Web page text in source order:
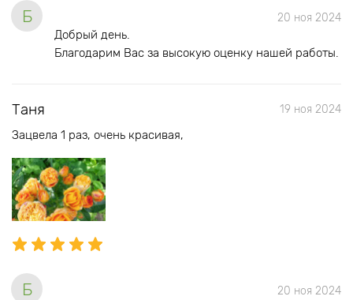
Б 20 ноя 2024
Добрый день.
Благодарим Вас за высокую оценку нашей работы.
Таня 19 ноя 2024
Зацвела 1 раз, очень красивая,
Б 20 ноя 2024